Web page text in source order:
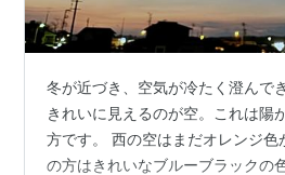
冬が近づき、空気が冷たく澄んで
きれいに見えるのが空。これは陽
方です。 西の空はまだオレンジ色
の方はきれいなブルーブラックの